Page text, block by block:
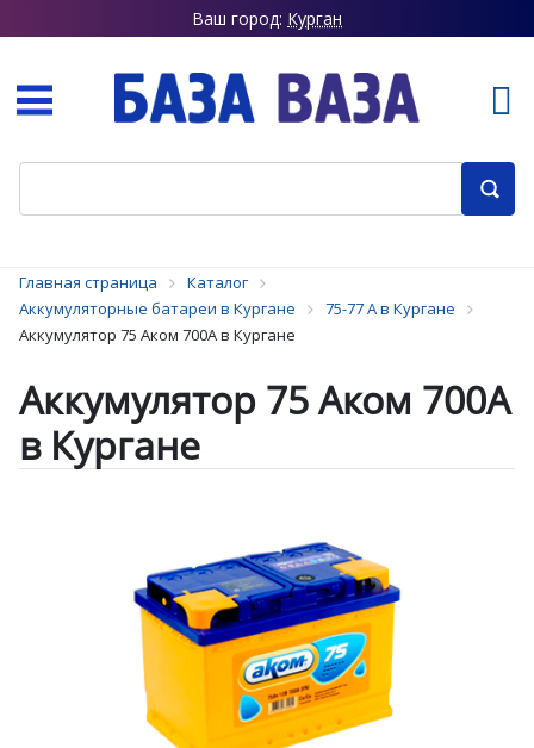
Ваш город: Курган
Главная страница
Каталог
Аккумуляторные батареи в Кургане
75-77 А в Кургане
Аккумулятор 75 Аком 700А в Кургане
Аккумулятор 75 Аком 700А
в Кургане